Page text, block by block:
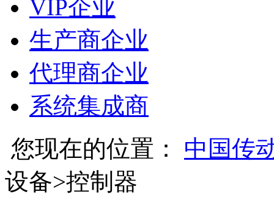
VIP企业
生产商企业
代理商企业
系统集成商
您现在的位置：
中国传
设备>控制器